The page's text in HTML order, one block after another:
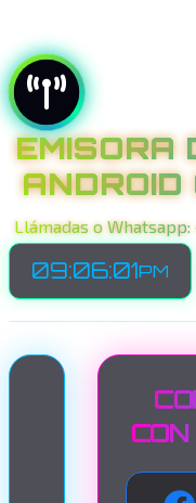
EMISORA
ANDROID
Llámadas o Whatsapp:
09:06:04PM